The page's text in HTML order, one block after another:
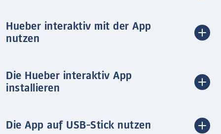
Hueber interaktiv mit der App
nutzen
Die Hueber interaktiv App
installieren
Die App auf USB-Stick nutzen